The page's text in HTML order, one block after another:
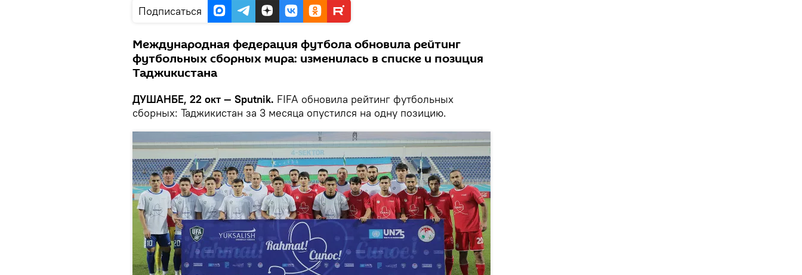
Подписаться
Международная федерация футбола обновила рейтинг
футбольных сборных мира: изменилась в списке и позиция
Таджикистана
ДУШАНБЕ, 22 окт — Sputnik. FIFA обновила рейтинг футбольных
сборных: Таджикистан за 3 месяца опустился на одну позицию.